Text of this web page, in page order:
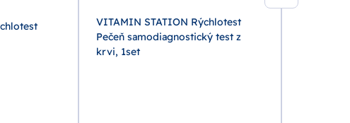
VITAMIN STATION Rýchlotest
Pečeň samodiagnostický test z
krvi, 1set